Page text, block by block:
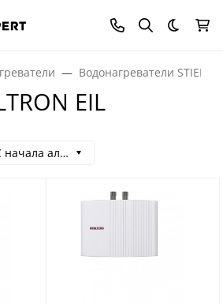
Темная
Водонагреватели STIEBEL
EIL
начала алфавита